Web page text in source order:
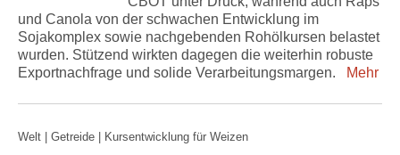
und Canola von der schwachen Entwicklung im
Sojakomplex sowie nachgebenden Rohölkursen belastet
wurden. Stützend wirkten dagegen die weiterhin robuste
Exportnachfrage und solide Verarbeitungsmargen.
Mehr
Welt | Getreide | Kursentwicklung für Weizen